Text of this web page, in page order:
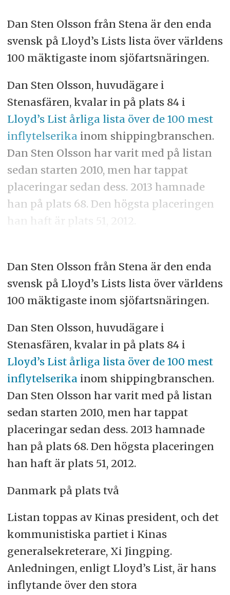
Dan Sten Olsson från Stena är den enda
svensk på Lloyd’s Lists lista över världens
100 mäktigaste inom sjöfartsnäringen.
Dan Sten Olsson, huvudägare i
Stenasfären, kvalar in på plats 84 i
Lloyd’s List årliga lista över de 100 mest
inflytelserika inom shippingbranschen.
Dan Sten Olsson har varit med på listan
sedan starten 2010, men har tappat
placeringar sedan dess. 2013 hamnade
han på plats 68. Den högsta placeringen
han haft är plats 51, 2012.
Dan Sten Olsson från Stena är den enda
svensk på Lloyd’s Lists lista över världens
100 mäktigaste inom sjöfartsnäringen.
Dan Sten Olsson, huvudägare i
Stenasfären, kvalar in på plats 84 i
Lloyd’s List årliga lista över de 100 mest
inflytelserika inom shippingbranschen.
Dan Sten Olsson har varit med på listan
sedan starten 2010, men har tappat
placeringar sedan dess. 2013 hamnade
han på plats 68. Den högsta placeringen
han haft är plats 51, 2012.
Danmark på plats två
Listan toppas av Kinas president, och det
kommunistiska partiet i Kinas
generalsekreterare, Xi Jingping.
Anledningen, enligt Lloyd’s List, är hans
inflytande över den stora